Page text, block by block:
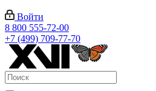
Войти
8 800 555-72-00
+7 (499) 709-77-70